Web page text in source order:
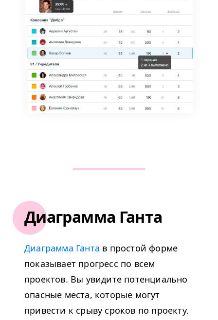
Диаграмма Ганта
Диаграмма Ганта в простой форме
показывает прогресс по всем
проектов. Вы увидите потенциально
опасные места, которые могут
привести к срыву сроков по проекту.